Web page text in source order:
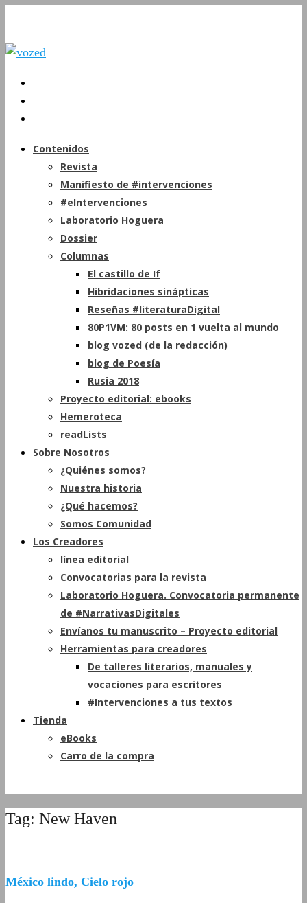
Contenidos
Revista
Manifiesto de #intervenciones
#eIntervenciones
Laboratorio Hoguera
Dossier
Columnas
El castillo de If
Hibridaciones sinápticas
Reseñas #literaturaDigital
80P1VM: 80 posts en 1 vuelta al mundo
blog vozed (de la redacción)
blog de Poesía
Rusia 2018
Proyecto editorial: ebooks
Hemeroteca
readLists
Sobre Nosotros
¿Quiénes somos?
Nuestra historia
¿Qué hacemos?
Somos Comunidad
Los Creadores
línea editorial
Convocatorias para la revista
Laboratorio Hoguera. Convocatoria permanente
de #NarrativasDigitales
Envíanos tu manuscrito – Proyecto editorial
Herramientas para creadores
De talleres literarios, manuales y
vocaciones para escritores
#Intervenciones a tus textos
Tienda
eBooks
Carro de la compra
Tag: New Haven
México lindo, Cielo rojo